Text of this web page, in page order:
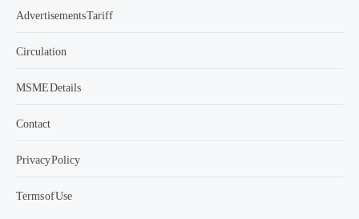
Advertisements Tariff
Circulation
MSME Details
Contact
Privacy Policy
Terms of Use